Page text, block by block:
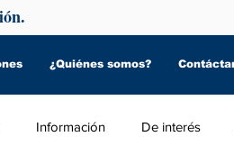
¿Quiénes somos?
Información De interés